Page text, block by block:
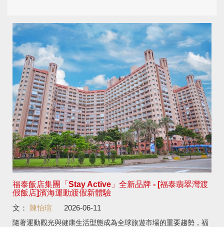
福泰飯店集團「Stay Active」全新品牌 - [福泰翡翠灣渡
假飯店]濱海運動渡假新體驗
文：
陳怡瑄 2026-06-11
隨著運動觀光與健康生活型態成為全球旅遊市場的重要趨勢，福